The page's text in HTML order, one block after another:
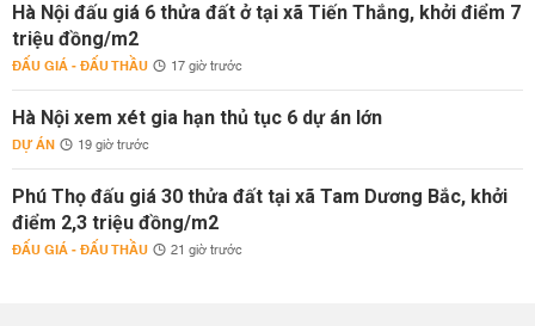
Hà Nội đấu giá 6 thửa đất ở tại xã Tiến Thắng, khởi điểm 7
triệu đồng/m2
ĐẤU GIÁ - ĐẤU THẦU 17 giờ trước
Hà Nội xem xét gia hạn thủ tục 6 dự án lớn
DỰ ÁN 19 giờ trước
Phú Thọ đấu giá 30 thửa đất tại xã Tam Dương Bắc, khởi
điểm 2,3 triệu đồng/m2
ĐẤU GIÁ - ĐẤU THẦU 21 giờ trước